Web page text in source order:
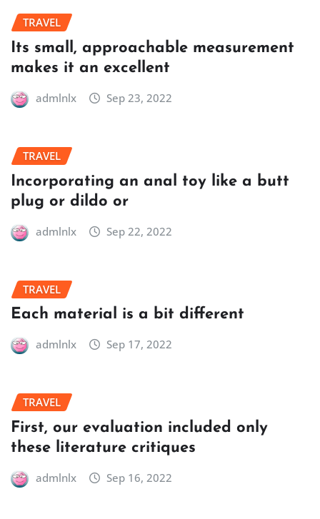
TRAVEL
Its small, approachable measurement
makes it an excellent
admlnlx Sep 23, 2022
TRAVEL
Incorporating an anal toy like a butt
plug or dildo or
admlnlx Sep 22, 2022
TRAVEL
Each material is a bit different
admlnlx Sep 17, 2022
TRAVEL
First, our evaluation included only
these literature critiques
admlnlx Sep 16, 2022